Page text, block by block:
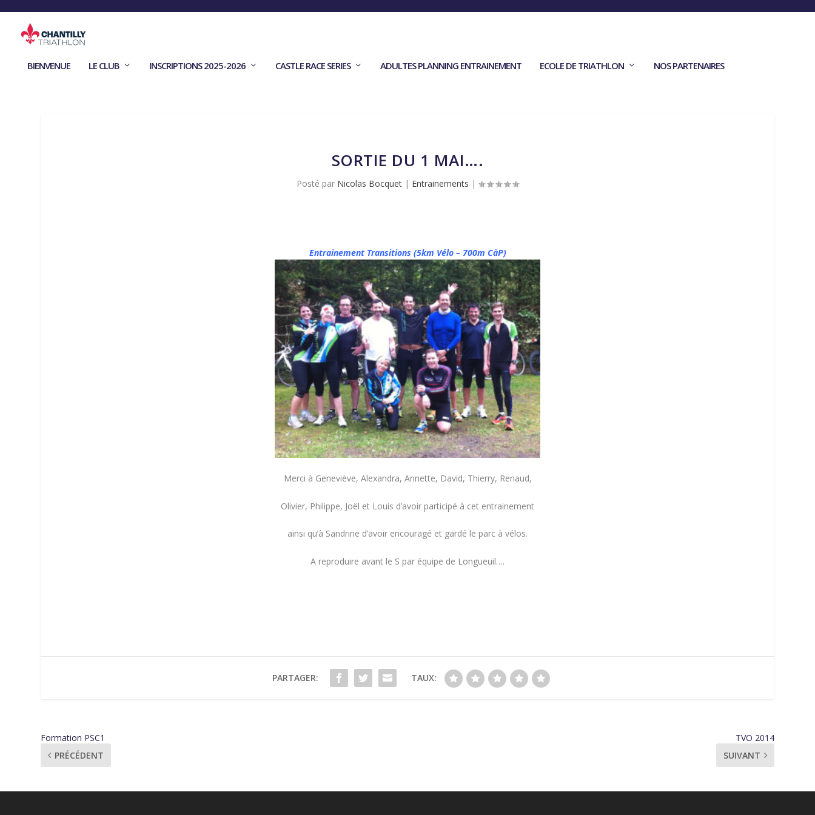
BIENVENUE LE CLUB INSCRIPTIONS 2025-2026 CASTLE RACE SERIES ADULTES PLANNING ENTRAINEMENT ECOLE DE TRIATHLON NOS PARTENAIRES
SORTIE DU 1 MAI….
Posté par Nicolas Bocquet | Entrainements |
Entrainement Transitions (5km Vélo – 700m CàP)
Merci à Geneviève, Alexandra, Annette, David, Thierry, Renaud,
Olivier, Philippe, Joël et Louis d’avoir participé à cet entrainement
ainsi qu’à Sandrine d’avoir encouragé et gardé le parc à vélos.
A reproduire avant le S par équipe de Longueuil….
PARTAGER: TAUX:
Formation PSC1
PRÉCÉDENT
TVO 2014
SUIVANT